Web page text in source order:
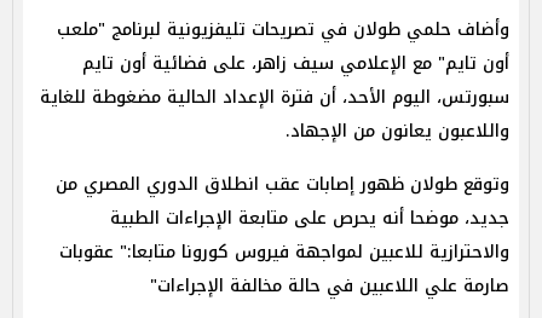
وأضاف حلمي طولان في تصريحات تليفزيونية لبرنامج "ملعب
أون تايم" مع الإعلامي سيف زاهر، على فضائية أون تايم
سبورتس، اليوم الأحد، أن فترة الإعداد الحالية مضغوطة للغاية
واللاعبون يعانون من الإجهاد.
وتوقع طولان ظهور إصابات عقب انطلاق الدوري المصري من
جديد، موضحا أنه يحرص على متابعة الإجراءات الطبية
والاحترازية للاعبين لمواجهة فيروس كورونا متابعا:" عقوبات
صارمة علي اللاعبين في حالة مخالفة الإجراءات"